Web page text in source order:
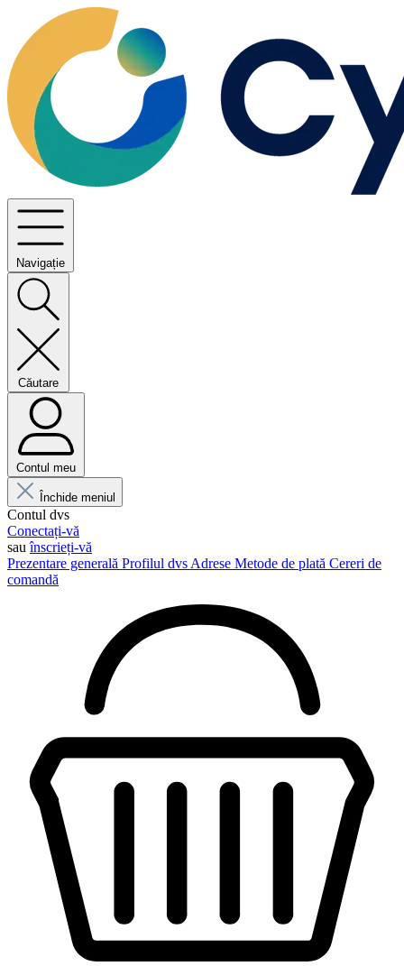
Navigație
Căutare
Contul meu
Închide meniul
Contul dvs
Conectați-vă
sauînscrieți-vă
Prezentare generală Profilul dvs Adrese Metode de plată Cereri de
comandă